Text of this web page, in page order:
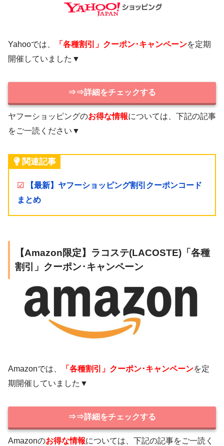
Yahooでは、 「各種割引」クーポン･キャンペーンを定期
開催していました▼
⇒⇒詳細をチェックする
ヤフーショッピングのお得な情報については、下記の記事
をご一読ください▼
関連記事
☑
【最新】ヤフーショッピング割引クーポンコード
まとめ
【Amazon限定】ラコステ(LACOSTE)「各種
割引」クーポン･キャンペーン
Amazonでは、 「各種割引」クーポン･キャンペーンを定
期開催していました▼
⇒⇒詳細をチェックする
Amazonのお得な情報については、下記の記事をご一読く